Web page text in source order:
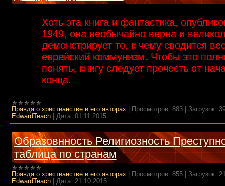
Хоть эта книга и фантастика,
1949, она необычайно верна и
демонстрирует то, к чему сводится
еврейский коммунизм. Чтобы это
понять, книгу следует прочесть от
конца.
Правда о христианстве и его авторах Просмотров: 883| Загрузок:
EdwardTeach| Дата: 01.11.2015
Образовнность Религиозность
таблица по странам
Правда о христианстве и его авторах| Просмотров: 855| Загрузок:
EdwardTeach| Дата: 21.10.2015